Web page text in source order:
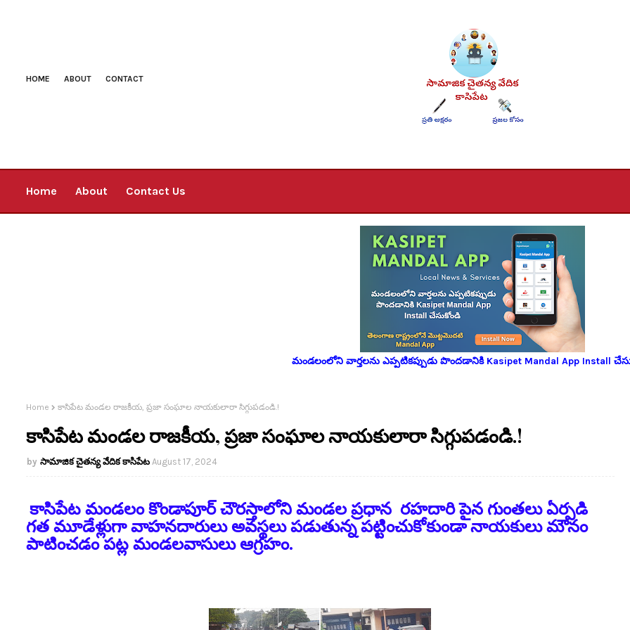
HOME ABOUT CONTACT
Home About Contact Us
మండలంలోని వార్తలను ఎప్పటికప్పుడు పొందడానికి Kasipet Mandal App Install
Home కాసిపేట మండల రాజకీయ, ప్రజా సంఘాల నాయకులారా సిగ్గుపడండి.!
కాసిపేట మండల రాజకీయ, ప్రజా సంఘాల నాయకులారా సిగ్గుపడండి.!
సామాజిక చైతన్య వేదిక కాసిపేట August 17, 2024
కాసిపేట మండలం కొండాపూర్ చౌరస్తాలోని మండల ప్రధాన రహదారి పైన గుంతలు ఏర్పడి
గత మూడేళ్లుగా వాహనదారులు అవస్థలు పడుతున్న పట్టించుకోకుండా నాయకులు మౌనం
పాటించడం పట్ల మండలవాసులు ఆగ్రహం.